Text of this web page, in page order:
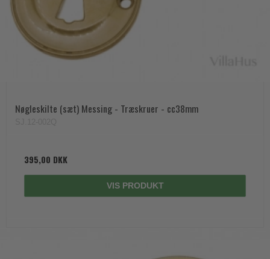
Nøgleskilte (sæt) Messing - Træskruer - cc38mm
395,00 DKK
VIS PRODUKT